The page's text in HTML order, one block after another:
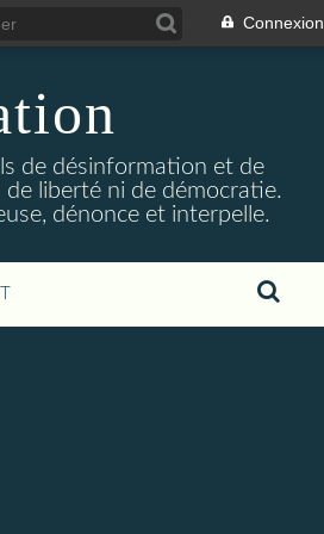
Connexion
de désinformation et de
liberté ni de démocratie.
dénonce et interpelle.